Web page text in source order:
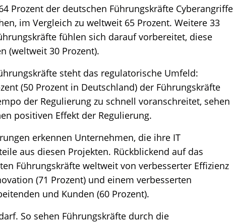
Prozent der deutschen Führungskräfte Cyberangriffe
im Vergleich zu weltweit 65 Prozent. Weitere 33
fühlen sich darauf vorbereitet, diese
(weltweit 30 Prozent).
steht das regulatorische Umfeld:
(50 Prozent in Deutschland) der Führungskräfte
der Regulierung zu schnell voranschreitet, sehen
positiven Effekt der Regulierung.
erkennen Unternehmen, die ihre IT
aus diesen Projekten. Rückblickend auf das
Führungskräfte weltweit von verbesserter Effizienz
(71 Prozent) und einem verbesserten
und Kunden (60 Prozent).
So sehen Führungskräfte durch die